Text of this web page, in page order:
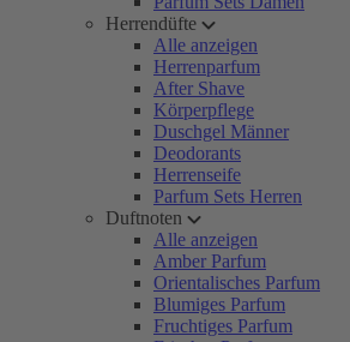
Herrendüfte
Alle anzeigen
Herrenparfum
After Shave
Körperpflege
Duschgel Männer
Deodorants
Herrenseife
Parfum Sets Herren
Duftnoten
Alle anzeigen
Amber Parfum
Orientalisches Parfum
Blumiges Parfum
Fruchtiges Parfum